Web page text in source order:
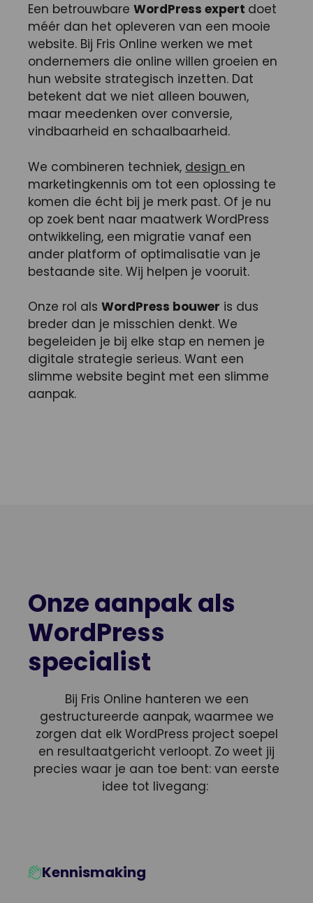
Een betrouwbare WordPress expert doet
méér dan het opleveren van een mooie
website. Bij Fris Online werken we met
ondernemers die online willen groeien en
hun website strategisch inzetten. Dat
betekent dat we niet alleen bouwen,
maar meedenken over conversie,
vindbaarheid en schaalbaarheid.
We combineren techniek, design en
marketingkennis om tot een oplossing te
komen die écht bij je merk past. Of je nu
op zoek bent naar maatwerk WordPress
ontwikkeling, een migratie vanaf een
ander platform of optimalisatie van je
bestaande site. Wij helpen je vooruit.
Onze rol als WordPress bouwer is dus
breder dan je misschien denkt. We
begeleiden je bij elke stap en nemen je
digitale strategie serieus. Want een
slimme website begint met een slimme
aanpak.
Onze aanpak als
WordPress
specialist
Bij Fris Online hanteren we een
gestructureerde aanpak, waarmee we
zorgen dat elk WordPress project soepel
en resultaatgericht verloopt. Zo weet jij
precies waar je aan toe bent: van eerste
idee tot livegang:
Kennismaking